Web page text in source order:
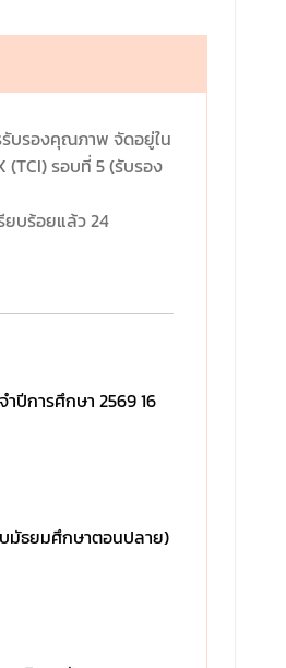
หาสุขภาวะของพื้นที่
ด้รับการคัดเลือกให้
มือระหว่างนัก
ครองส่วนท้องถิ่น
ไม่เป็นเพียงข้อบังคับ
ข้มแข็งในระยะยาว
าย พัฒนาร่างข้อ
ย่างเป็นรูปธรรมใน
ารรับฟังประชาชน
แบบอนาคตของ
องการนำองค์ความรู้
มเข้มแข็ง และท้อง
รับรองคุณภาพ จัดอยู่ใน
(TCI) รอบที่ 5 (รับรอง
ยบร้อยแล้ว24
ปีการศึกษา 256916
มัธยมศึกษาตอนปลาย)